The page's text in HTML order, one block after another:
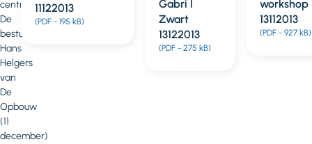
centraal.
De
bestuurders
Hans
Helgers
van
De
Opbouw
(11
december)
presentatie
Hans
(PDF - 273 kB)
11122013
(PDF - 195 kB)
Gabri l
Zwart
13122013
(PDF - 275 kB)
workshop
13112013
(PDF - 927 kB)